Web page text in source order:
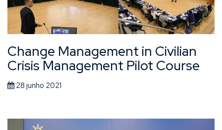
Change Management in Civilian
Crisis Management Pilot Course
28 junho 2021